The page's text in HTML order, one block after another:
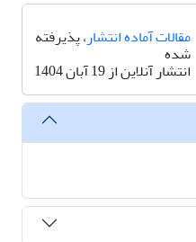
مقالات آماده انتشار، پذیرفته
شده
انتشار آنلاین از 19 آبان 1404